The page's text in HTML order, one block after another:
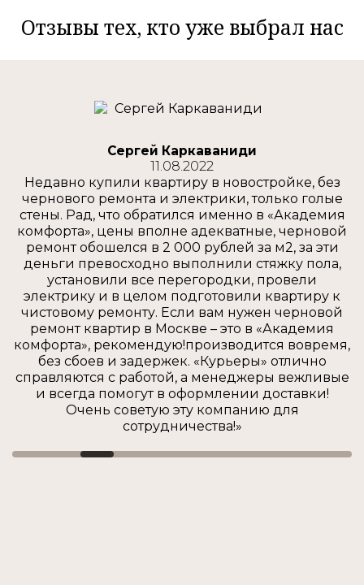
Отзывы тех, кто уже выбрал нас
Сергей Каркаваниди
11.08.2022
Недавно купили квартиру в новостройке, без
чернового ремонта и электрики, только голые
стены. Рад, что обратился именно в «Академия
комфорта», цены вполне адекватные, черновой
ремонт обошелся в 2 000 рублей за м2, за эти
деньги превосходно выполнили стяжку пола,
установили все перегородки, провели
электрику и в целом подготовили квартиру к
чистовому ремонту. Если вам нужен черновой
ремонт квартир в Москве – это в «Академия
комфорта», рекомендую!производится вовремя,
без сбоев и задержек. «Курьеры» отлично
справляются с работой, а менеджеры вежливые
и всегда помогут в оформлении доставки!
Очень советую эту компанию для
сотрудничества!»